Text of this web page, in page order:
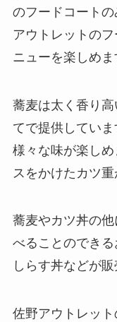
のフードコート
アウトレットの
ニューを楽しめま
蕎麦は太く香り
てで提供していま
様々な味が楽し
スをかけたカツ重
蕎麦やカツ丼の
べることのでき
しらす丼などが販
佐野アウトレッ